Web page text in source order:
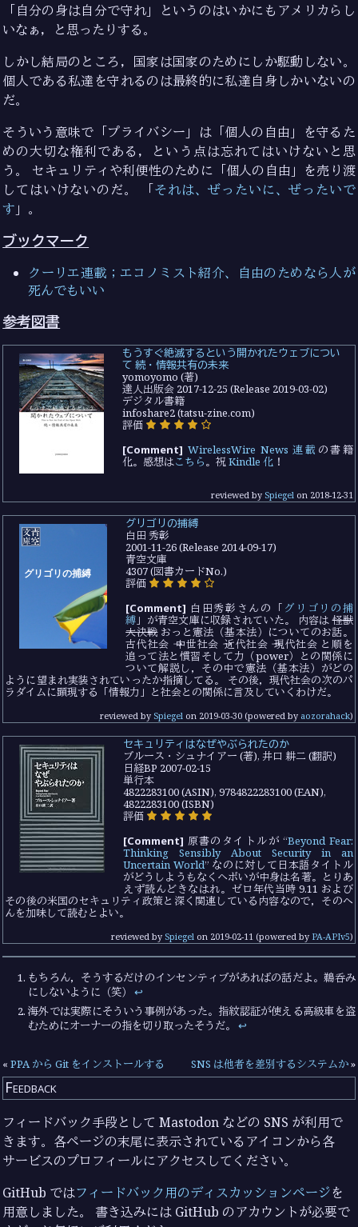
「自分の身は自分で守れ」というのはいかにもアメリカらし
いなぁ，と思ったりする。
しかし結局のところ，国家は国家のためにしか駆動しない。
個人である私達を守れるのは最終的に私達自身しかいないの
だ。
そういう意味で「プライバシー」は「個人の自由」を守るた
めの大切な権利である，という点は忘れてはいけないと思
う。 セキュリティや利便性のために「個人の自由」を売り渡
してはいけないのだ。 「それは、ぜったいに、ぜったいで
す 」。
ブックマーク
クーリエ連載；エコノミスト紹介、自由のためなら人が
死んでもいい
参考図書
もうすぐ絶滅するという開かれたウェブについ
て 続・情報共有の未来
yomoyomo (著)
達人出版会 2017-12-25 (Release 2019-03-02)
デジタル書籍
infoshare2 (tatsu-zine.com)
評価
[Comment] WirelessWire News 連載 の書籍
化。感想はこちら。祝Kindle 化 ！
reviewed by Spiegel on 2018-12-31
グリゴリの捕縛
白田 秀彰
2001-11-26 (Release 2014-09-17)
青空文庫
4307 (図書カードNo.)
評価
[Comment] 白田秀彰さんの「 グリゴリの捕
縛 」が青空文庫に収録されていた。 内容は怪獣
大決戦おっと憲法（基本法）についてのお話。
古代社会 → 中世社会 → 近代社会 → 現代社会 と順を
追って法と慣習そして力（power）との関係に
ついて解説し，その中で憲法（基本法）がどの
ように望まれ実装されていったか指摘してる。 その後，現代社会の次のパ
ラダイムに顕現する「情報力」と社会との関係に言及していくわけだ。
reviewed by Spiegel on 2019-03-30(powered by aozorahack)
セキュリティはなぜやぶられたのか
ブルース・シュナイアー (著), 井口 耕二 (翻訳)
日経BP 2007-02-15
単行本
4822283100 (ASIN), 9784822283100 (EAN),
4822283100 (ISBN)
評価
[Comment] 原書のタイトルが “Beyond Fear:
Thinking Sensibly About Security in an
Uncertain World” なのに対して日本語タイトル
がどうしようもなくヘボいが中身は名著。とりあ
えず読んどきなはれ。ゼロ年代当時 9.11 および
その後の米国のセキュリティ政策と深く関連している内容なので，そのへ
んを加味して読むとよい。
reviewed by Spiegel on 2019-02-11 (powered by PA-APIv5)
もちろん，そうするだけのインセンティブがあればの話だよ。鵜呑み
にしないように（笑）↩︎
海外では実際にそういう事例があった。指紋認証が使える高級車を盗
むためにオーナーの指を切り取ったそうだ。↩︎
«PPA から Git をインストールする SNS は他者を差別するシステムか»
Feedback
フィードバック手段として Mastodon などの SNS が利用で
きます。各ページの末尾に表示されているアイコンから各
サービスのプロフィールにアクセスしてください。
GitHub ではフィードバック用のディスカッションページを
用意しました。 書き込みには GitHub のアカウントが必要で